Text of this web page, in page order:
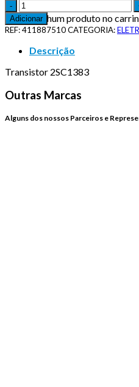
Nenhum produto no
Adicionar
REF:411887510CATEGORIA:
Descrição
Transistor 2SC1383
Outras Marcas
Alguns dos nossos Parceiros e